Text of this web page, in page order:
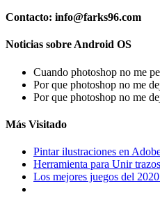
Contacto: info@farks96.com
Noticias sobre Android OS
Cuando photoshop no me
Por que photoshop no me
Por que photoshop no me
Más Visitado
Pintar ilustraciones en
Herramienta para Unir
Los mejores juegos del